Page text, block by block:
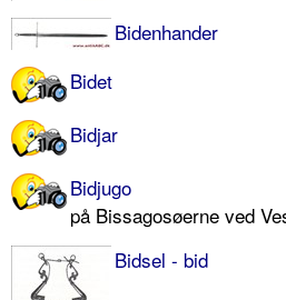
Bidenhander
Bidet
Bidjar
Bidjugo
på Bissagosøerne ved
Bidsel - bid